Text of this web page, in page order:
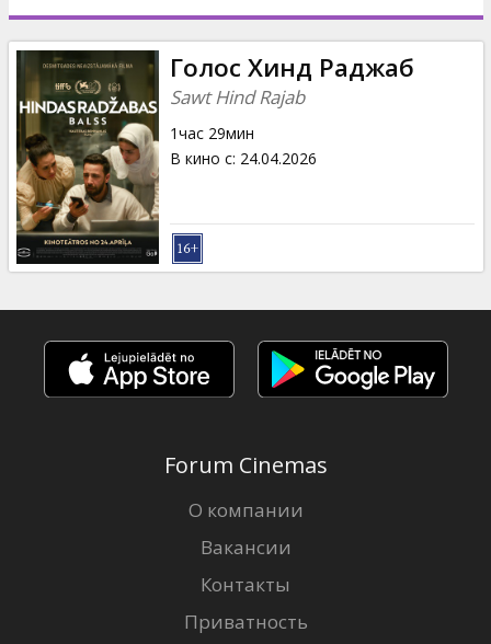
Новости
Подарки
Кинозакуски
B2B
Клуб
Голос Хинд Раджаб
Sawt Hind Rajab
1час 29мин
В кино с: 24.04.2026
Forum Cinemas
О компании
Вакансии
Контакты
Приватность